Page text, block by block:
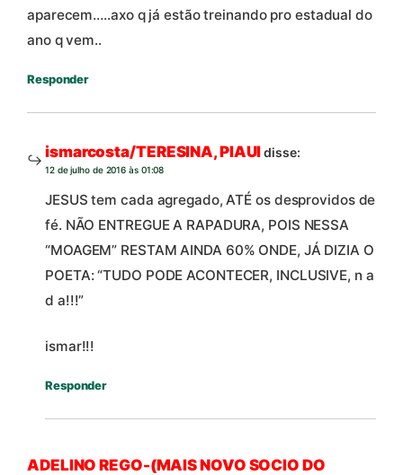
aparecem…..axo q já estão treinando pro estadual do
ano q vem..
Responder
ismarcosta/TERESINA, PIAUIdisse:
12 de julho de 2016 às 01:08
JESUS tem cada agregado, ATÉ os desprovidos de
fé. NÃO ENTREGUE A RAPADURA, POIS NESSA
“MOAGEM” RESTAM AINDA 60% ONDE, JÁ DIZIA O
POETA: “TUDO PODE ACONTECER, INCLUSIVE, n a
d a!!!”
ismar!!!
Responder
ADELINO REGO-(MAIS NOVO SOCIO DO